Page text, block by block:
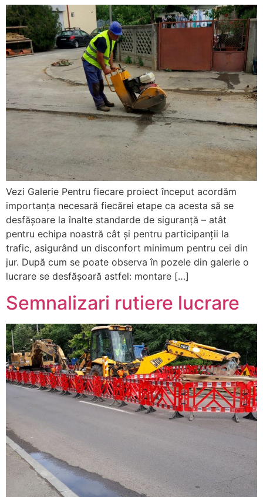
Vezi Galerie Pentru fiecare proiect început acordăm
importanța necesară fiecărei etape ca acesta să se
desfășoare la înalte standarde de siguranță – atât
pentru echipa noastră cât și pentru participanții la
trafic, asigurând un disconfort minimum pentru cei din
jur. După cum se poate observa în pozele din galerie o
lucrare se desfășoară astfel: montare […]
Semnalizari rutiere lucrare